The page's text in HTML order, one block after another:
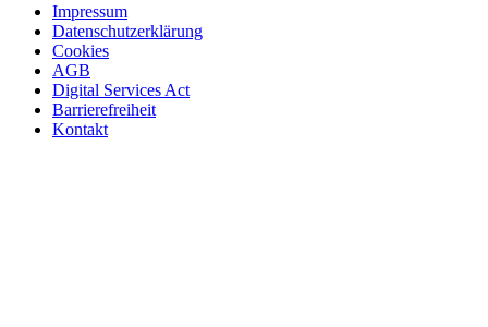
Impressum
Datenschutzerklärung
Cookies
AGB
Digital Services Act
Barrierefreiheit
Kontakt